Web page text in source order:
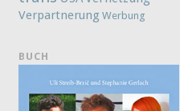
Verpartnerung Werbung
BUCH